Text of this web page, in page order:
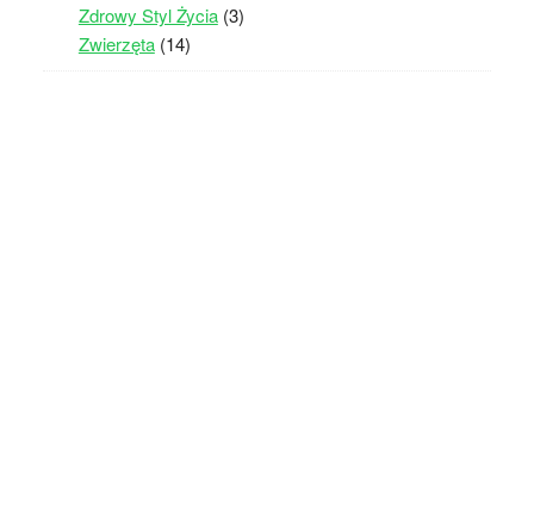
Zdrowy Styl Życia(3)
Zwierzęta(14)